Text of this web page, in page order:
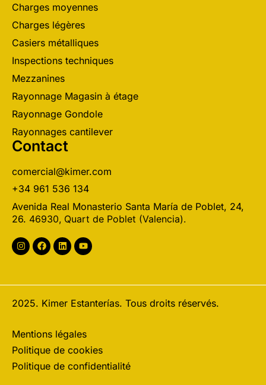
Charges moyennes
Charges légères
Casiers métalliques
Inspections techniques
Mezzanines
Rayonnage Magasin à étage
Rayonnage Gondole
Rayonnages cantilever
Contact
comercial@kimer.com
+34 961 536 134
Avenida Real Monasterio Santa María de Poblet, 24,
26. 46930, Quart de Poblet (Valencia).
2025. Kimer Estanterías. Tous droits réservés.
Mentions légales
Politique de cookies
Politique de confidentialité